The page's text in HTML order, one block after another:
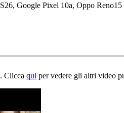
Google Pixel 10a, Oppo
Clicca qui per vedere gli altri video